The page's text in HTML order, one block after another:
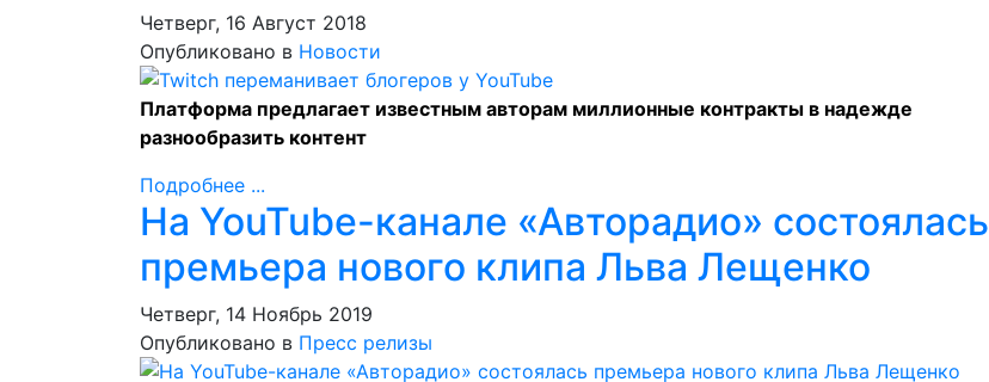
Четверг, 16 Август 2018
Опубликовано в Новости
Платформа предлагает известным авторам миллионные контракты в надежде
разнообразить контент
Подробнее ...
На YouTube-канале «Авторадио» состоялась
премьера нового клипа Льва Лещенко
Четверг, 14 Ноябрь 2019
Опубликовано в Пресс релизы